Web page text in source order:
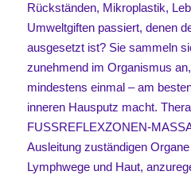
Rückständen, Mikroplastik,
Umweltgiften passiert, denen
ausgesetzt ist? Sie sammeln
zunehmend im Organismus
mindestens einmal – am
inneren Hausputz macht.
FUSSREFLEXZONEN-
Ausleitung zuständigen
Lymphwege und Haut,